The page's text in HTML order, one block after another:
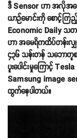
ဒီ Sensor ဟာ အလိုအလ
ယာဉ်မောင်းကို စောင့်ကြ
Economic Daily သ
ဟာ အမေရိကထိပ်တန်းလျှ
၄၃၆ သန်းတန် သဘောတူ
ပူးပေါင်းမှုကြောင့်
Samsung image
ထွက်နေပါတယ်။